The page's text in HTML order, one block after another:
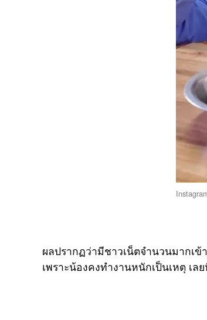
ผลปรากฏว่ามีชาวเน็ตจำนวนมากเ
เพราะน้องคงทำงานหนักเป็นเหตุ เ